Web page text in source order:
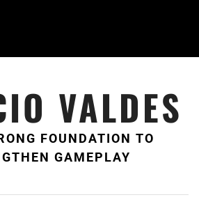
VALDES
FOUNDATION TO
GAMEPLAY